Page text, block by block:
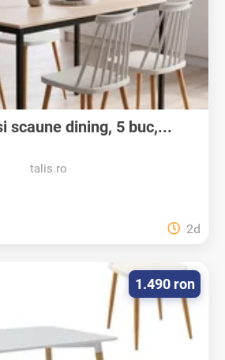
scaune dining, 5 buc,...
talis.ro
2d
1.490 ron